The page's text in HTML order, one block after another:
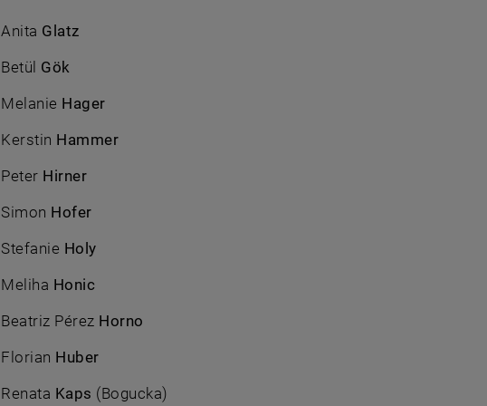
Anita Glatz
Betül Gök
Melanie Hager
Kerstin Hammer
Peter Hirner
Simon Hofer
Stefanie Holy
Meliha Honic
Beatriz Pérez Horno
Florian Huber
Renata Kaps (Bogucka)